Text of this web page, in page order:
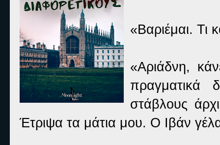
«Βαριέμαι. Τι
«Αριάδνη,
στάβλους
Έτριψα τα μάτια μου. Ο Ιβάν